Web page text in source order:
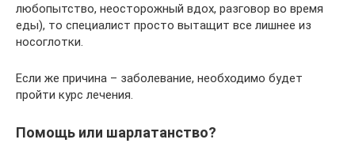
любопытство, неосторожный вдох, разговор во время
еды), то специалист просто вытащит все лишнее из
носоглотки.
Если же причина – заболевание, необходимо будет
пройти курс лечения.
Помощь или шарлатанство?